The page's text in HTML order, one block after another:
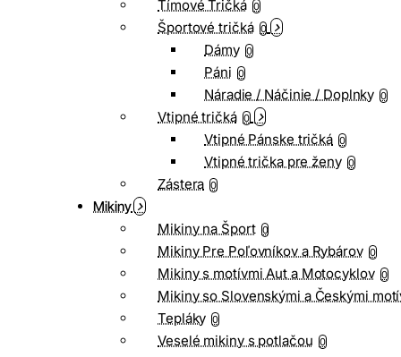
Tímové Tričká 0
Športové tričká 0
Dámy 0
Páni 0
Náradie / Náčinie / Doplnky 0
Vtipné tričká 0
Vtipné Pánske tričká 0
Vtipné trička pre ženy 0
Zástera 0
Mikiny
Mikiny na Šport 0
Mikiny Pre Poľovníkov a Rybárov 0
Mikiny s motívmi Aut a Motocyklov 0
Mikiny so Slovenskými a Českými
Tepláky 0
Veselé mikiny s potlačou 0